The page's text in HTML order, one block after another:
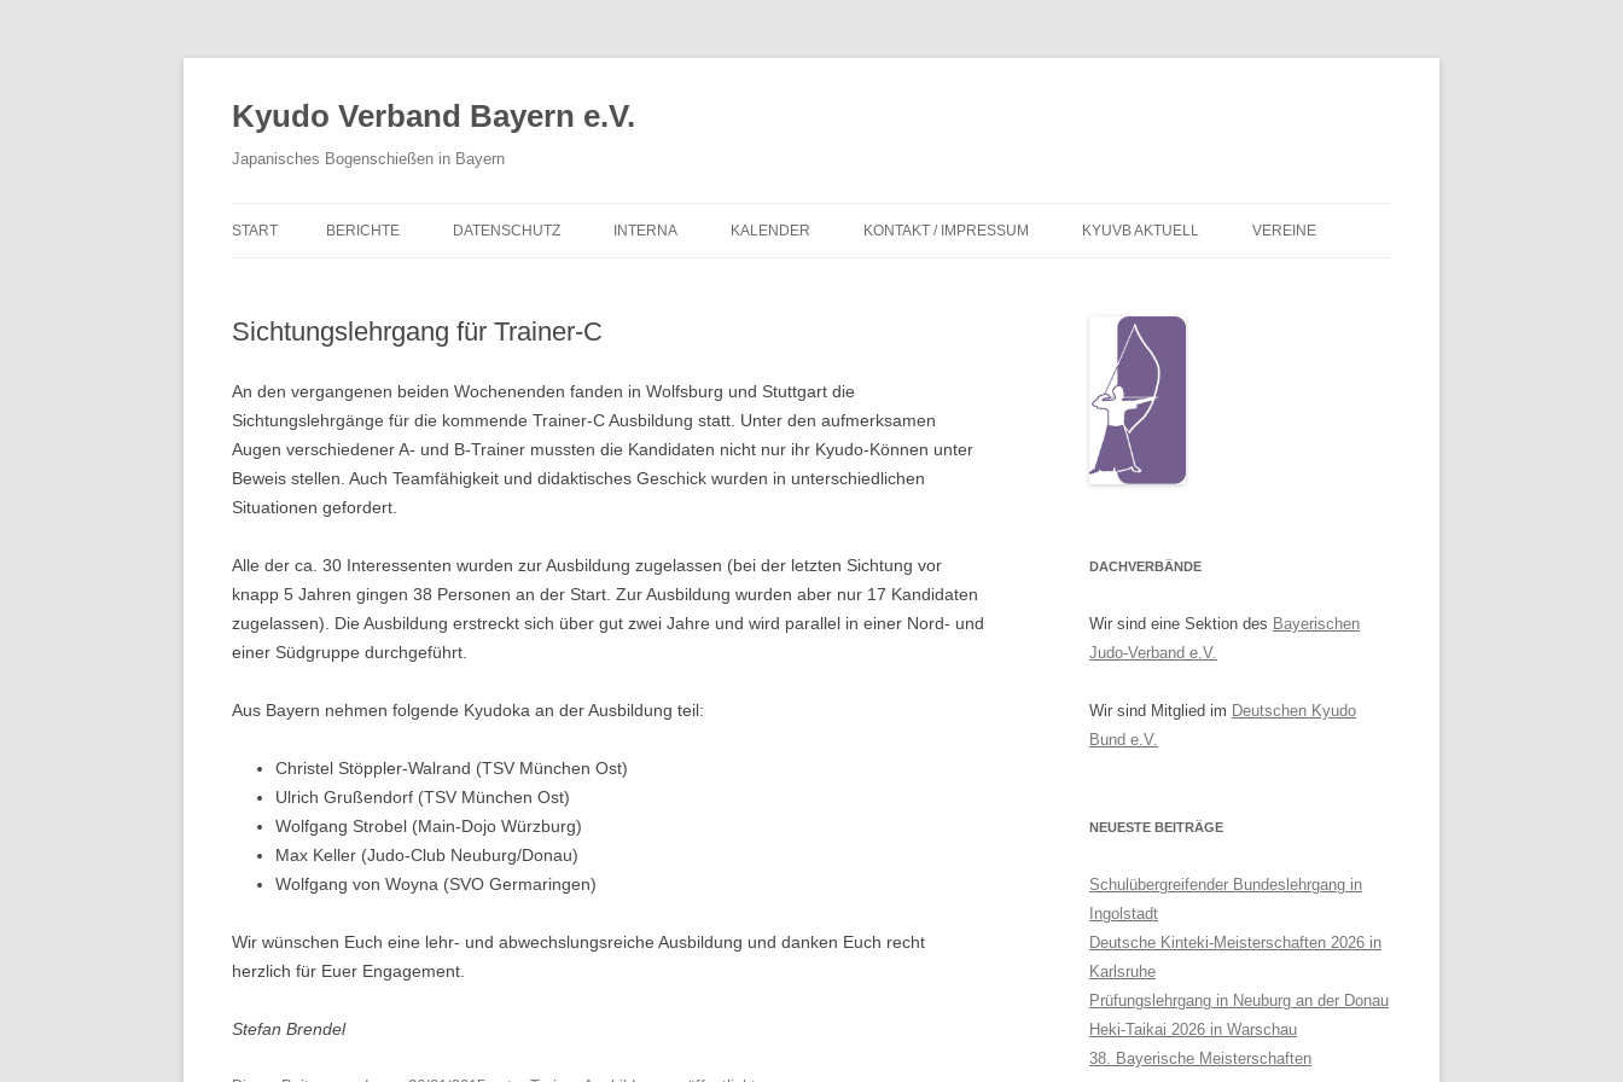
Kyudo Verband Bayern e.V.
Japanisches Bogenschießen in Bayern
START BERICHTE DATENSCHUTZ INTERNA KALENDER KONTAKT / IMPRESSUM KYUVB AKTUELL VEREINE
Sichtungslehrgang für Trainer-C
An den vergangenen beiden Wochenenden fanden in Wolfsburg und Stuttgart die
Sichtungslehrgänge für die kommende Trainer-C Ausbildung statt. Unter den aufmerksamen
Augen verschiedener A- und B-Trainer mussten die Kandidaten nicht nur ihr Kyudo-Können unter
Beweis stellen. Auch Teamfähigkeit und didaktisches Geschick wurden in unterschiedlichen
Situationen gefordert.
Alle der ca. 30 Interessenten wurden zur Ausbildung zugelassen (bei der letzten Sichtung vor
knapp 5 Jahren gingen 38 Personen an der Start. Zur Ausbildung wurden aber nur 17 Kandidaten
zugelassen). Die Ausbildung erstreckt sich über gut zwei Jahre und wird parallel in einer Nord- und
einer Südgruppe durchgeführt.
Aus Bayern nehmen folgende Kyudoka an der Ausbildung teil:
Christel Stöppler-Walrand (TSV München Ost)
Ulrich Grußendorf (TSV München Ost)
Wolfgang Strobel (Main-Dojo Würzburg)
Max Keller (Judo-Club Neuburg/Donau)
Wolfgang von Woyna (SVO Germaringen)
Wir wünschen Euch eine lehr- und abwechslungsreiche Ausbildung und danken Euch recht
herzlich für Euer Engagement.
Stefan Brendel
DACHVERBÄNDE
Wir sind eine Sektion des Bayerischen
Judo-Verband e.V.
Wir sind Mitglied im Deutschen Kyudo
Bund e.V.
NEUESTE BEITRÄGE
Schulübergreifender Bundeslehrgang in
Ingolstadt
Deutsche Kinteki-Meisterschaften 2026 in
Karlsruhe
Prüfungslehrgang in Neuburg an der Donau
Heki-Taikai 2026 in Warschau
38. Bayerische Meisterschaften